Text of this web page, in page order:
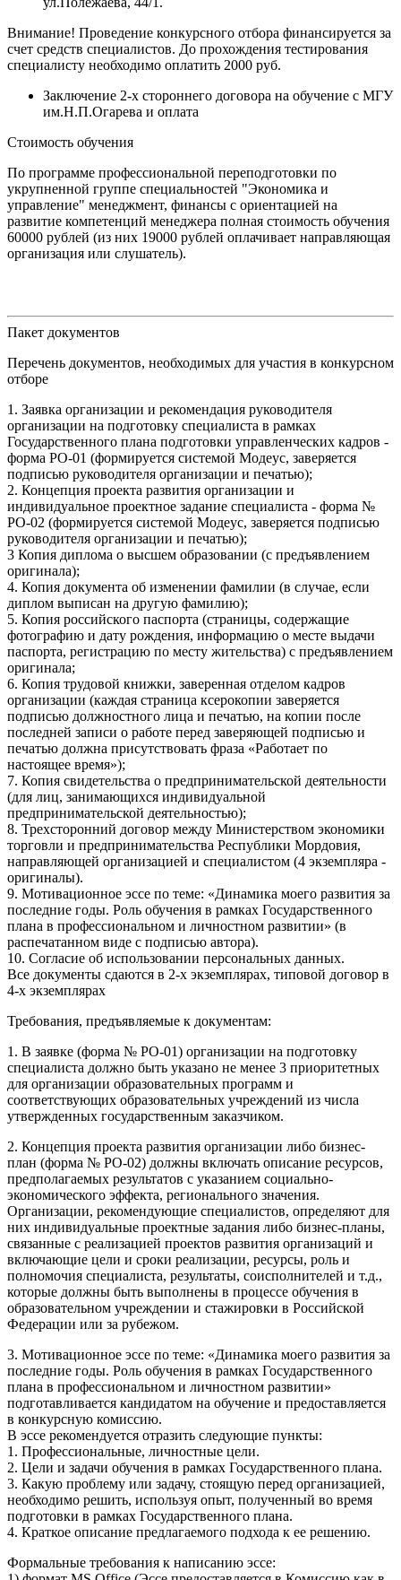
Внимание! Проведение конкурсного отбора финансируется за
счет средств специалистов. До прохождения тестирования
специалисту необходимо оплатить 2000 руб.
Заключение 2-х стороннего договора на обучение с МГУ
им.Н.П.Огарева и оплата
Стоимость обучения
По программе профессиональной переподготовки по
укрупненной группе специальностей "Экономика и
управление" менеджмент, финансы с ориентацией на
развитие компетенций менеджера полная стоимость обучения
60000 рублей (из них 19000 рублей оплачивает направляющая
организация или слушатель).
Пакет документов
Перечень документов, необходимых для участия в конкурсном
отборе
1. Заявка организации и рекомендация руководителя
организации на подготовку специалиста в рамках
Государственного плана подготовки управленческих кадров -
форма РО-01 (формируется системой Модеус, заверяется
подписью руководителя организации и печатью);
2. Концепция проекта развития организации и
индивидуальное проектное задание специалиста - форма №
РО-02 (формируется системой Модеус, заверяется подписью
руководителя организации и печатью);
3 Копия диплома о высшем образовании (с предъявлением
оригинала);
4. Копия документа об изменении фамилии (в случае, если
диплом выписан на другую фамилию);
5. Копия российского паспорта (страницы, содержащие
фотографию и дату рождения, информацию о месте выдачи
паспорта, регистрацию по месту жительства) с предъявлением
оригинала;
6. Копия трудовой книжки, заверенная отделом кадров
организации (каждая страница ксерокопии заверяется
подписью должностного лица и печатью, на копии после
последней записи о работе перед заверяющей подписью и
печатью должна присутствовать фраза «Работает по
настоящее время»);
7. Копия свидетельства о предпринимательской деятельности
(для лиц, занимающихся индивидуальной
предпринимательской деятельностью);
8. Трехсторонний договор между Министерством экономики
торговли и предпринимательства Республики Мордовия,
направляющей организацией и специалистом (4 экземпляра -
оригиналы).
9. Мотивационное эссе по теме: «Динамика моего развития за
последние годы. Роль обучения в рамках Государственного
плана в профессиональном и личностном развитии» (в
распечатанном виде с подписью автора).
10. Согласие об использовании персональных данных.
Все документы сдаются в 2-х экземплярах, типовой договор в
4-х экземплярах
Требования, предъявляемые к документам:
1. В заявке (форма № РО-01) организации на подготовку
специалиста должно быть указано не менее 3 приоритетных
для организации образовательных программ и
соответствующих образовательных учреждений из числа
утвержденных государственным заказчиком.
2. Концепция проекта развития организации либо бизнес-
план (форма № РО-02) должны включать описание ресурсов,
предполагаемых результатов с указанием социально-
экономического эффекта, регионального значения.
Организации, рекомендующие специалистов, определяют для
них индивидуальные проектные задания либо бизнес-планы,
связанные с реализацией проектов развития организаций и
включающие цели и сроки реализации, ресурсы, роль и
полномочия специалиста, результаты, соисполнителей и т.д.,
которые должны быть выполнены в процессе обучения в
образовательном учреждении и стажировки в Российской
Федерации или за рубежом.
3. Мотивационное эссе по теме: «Динамика моего развития за
последние годы. Роль обучения в рамках Государственного
плана в профессиональном и личностном развитии»
подготавливается кандидатом на обучение и предоставляется
в конкурсную комиссию.
В эссе рекомендуется отразить следующие пункты:
1. Профессиональные, личностные цели.
2. Цели и задачи обучения в рамках Государственного плана.
3. Какую проблему или задачу, стоящую перед организацией,
необходимо решить, используя опыт, полученный во время
подготовки в рамках Государственного плана.
4. Краткое описание предлагаемого подхода к ее решению.
Формальные требования к написанию эссе: